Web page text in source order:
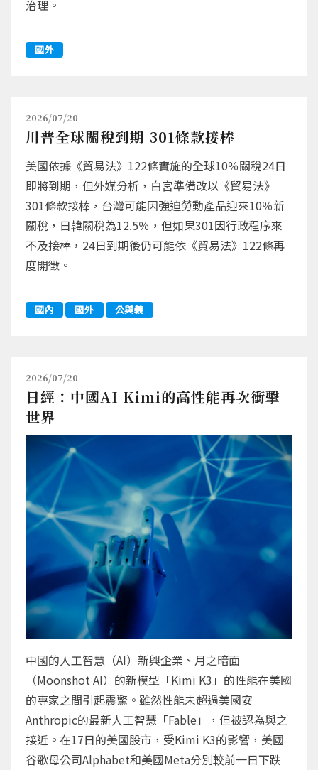
治理。
國外
2026/07/20
川普全球關稅到期 301條款接棒
美國依據《貿易法》122條實施的全球10％關稅24日
即將到期，但外媒分析，白宮準備改以《貿易法》
301條款接棒，台灣可能因強迫勞動產品迎來10％新
關稅，日韓關稅為12.5％，但如果301因行政程序來
不及接棒，24日到期後仍可能依《貿易法》122條再
度開徵。
國內 國外 公與義
2026/07/20
日經：中國AI Kimi的高性能再次衝擊
世界
中國的人工智慧（AI）新興企業、月之暗面
（Moonshot AI）的新模型「Kimi K3」的性能在美國
的專家之間引起震驚。雖然性能未超過美國安
Anthropic的最新人工智慧「Fable」，但被認為與之
接近。在17日的美國股市，受Kimi K3的影響，美國
谷歌母公司Alphabet和美國Meta分別較前一日下跌